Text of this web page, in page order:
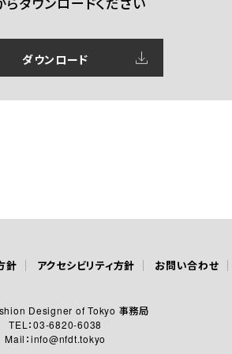
ダウンロード
針 アクセシビリティ方針 お問い合わせ
Designer of Tokyo 事務局
TEL：03-6820-6038
Mail：info@nfdt.tokyo